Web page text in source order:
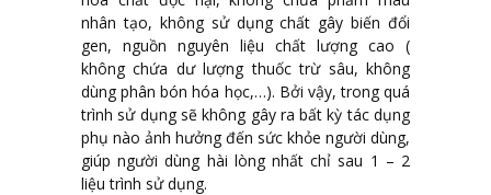
nhân tạo, không sử dụng chất gây biến đổi
gen, nguồn nguyên liệu chất lượng cao (
không chứa dư lượng thuốc trừ sâu, không
dùng phân bón hóa học,…). Bởi vậy, trong quá
trình sử dụng sẽ không gây ra bất kỳ tác dụng
phụ nào ảnh hưởng đến sức khỏe người dùng,
giúp người dùng hài lòng nhất chỉ sau 1 – 2
liệu trình sử dụng.